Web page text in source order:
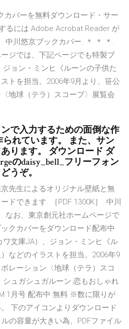
カバーを無料ダウンロード・サー
るには Adobe Acrobat Reader が
中川悠京ブックカバー. ＊ ＊ ＊.
ジでは、下記ページでも特製ブ
ョン・ミンヒ《ルーンの子供た
トを担当。2006年9月より、笹公
地球（テラ）スコープ〉展覧会
で入力するための面倒な作
れています。 また、サン
ります。 ダウンロード ダ
のdaisy_bell_フリーフォン
うぞ。
先生によるオリジナル壁紙と無
ドできます. ［PDF 1300K］. 中川
なお、東京創元社ホームページで
クカバーをダウンロード配布中
文庫JA）、ジョン・ミンヒ《ル
などのイラストを担当。2006年9
レーション〈地球（テラ）スコ
ュガシュガルーン 恋もおしゃれ
1月号 配布中 無料 ※数に限りが
下のアイコンよりダウンロード
の容量が大きい為、PDFファイル